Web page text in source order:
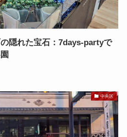
隠れた宝石：7days-partyで
中央区